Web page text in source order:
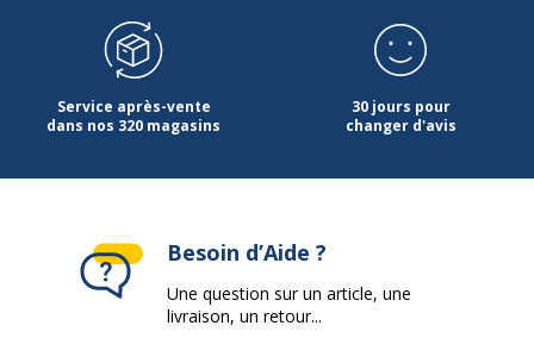
Service après-vente
dans nos 320 magasins
30 jours pour
changer d'avis
Besoin d’Aide ?
Une question sur un article, une
livraison, un retour...